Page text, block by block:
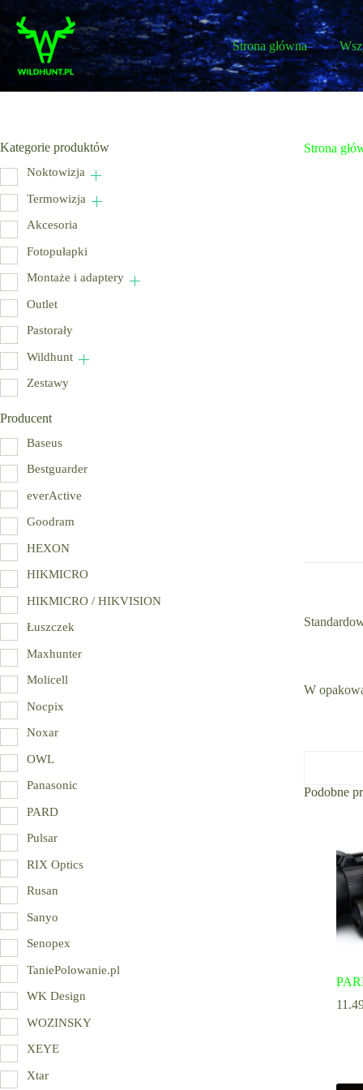
treści
Strona główna
Strona
W
Podobne
Kategorie produktów
Noktowizja
Termowizja
Akcesoria
Fotopułapki
Montaże i adaptery
Outlet
Pastorały
Wildhunt
Zestawy
Producent
Baseus
Bestguarder
everActive
Goodram
HEXON
HIKMICRO
HIKMICRO / HIKVISION
Łuszczek
Maxhunter
Molicell
Nocpix
Noxar
OWL
Panasonic
PARD
Pulsar
RIX Optics
Rusan
Sanyo
Senopex
TaniePolowanie.pl
WK Design
WOZINSKY
XEYE
Xtar